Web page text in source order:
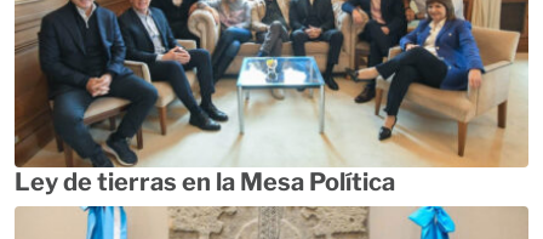
Ley de tierras en la Mesa Política